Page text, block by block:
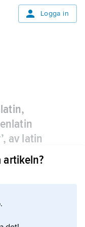
Logga in
av latin
för
enligt
artikeln?